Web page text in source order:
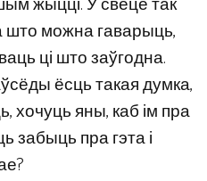
можна гаварыць,
ці што заўгодна.
ёсць такая думка,
хочуць яны, каб ім пра
забыць пра гэта і